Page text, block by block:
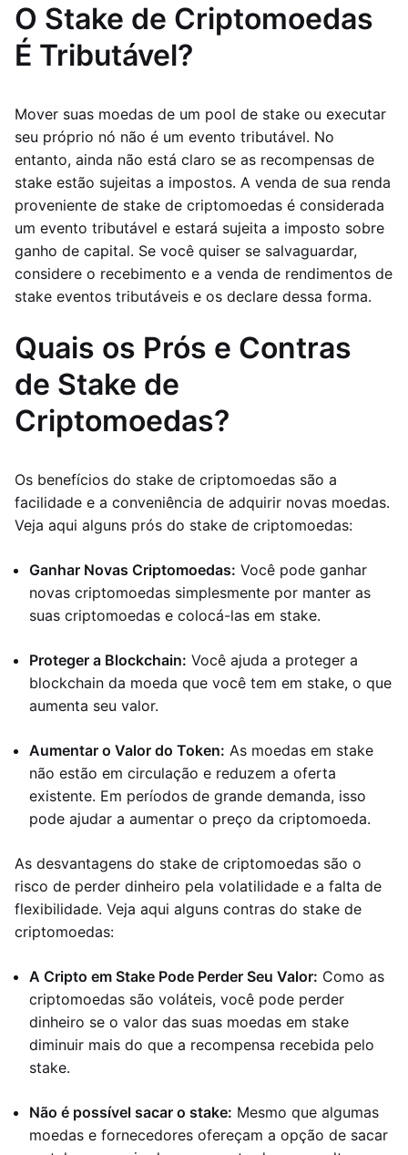
O Stake de Criptomoedas
É Tributável?
Mover suas moedas de um pool de stake ou executar
seu próprio nó não é um evento tributável. No
entanto, ainda não está claro se as recompensas de
stake estão sujeitas a impostos. A venda de sua renda
proveniente de stake de criptomoedas é considerada
um evento tributável e estará sujeita a imposto sobre
ganho de capital. Se você quiser se salvaguardar,
considere o recebimento e a venda de rendimentos de
stake eventos tributáveis e os declare dessa forma.
Quais os Prós e Contras
de Stake de
Criptomoedas?
Os benefícios do stake de criptomoedas são a
facilidade e a conveniência de adquirir novas moedas.
Veja aqui alguns prós do stake de criptomoedas:
Ganhar Novas Criptomoedas: Você pode ganhar
novas criptomoedas simplesmente por manter as
suas criptomoedas e colocá-las em stake.
Proteger a Blockchain: Você ajuda a proteger a
blockchain da moeda que você tem em stake, o que
aumenta seu valor.
Aumentar o Valor do Token: As moedas em stake
não estão em circulação e reduzem a oferta
existente. Em períodos de grande demanda, isso
pode ajudar a aumentar o preço da criptomoeda.
As desvantagens do stake de criptomoedas são o
risco de perder dinheiro pela volatilidade e a falta de
flexibilidade. Veja aqui alguns contras do stake de
criptomoedas:
A Cripto em Stake Pode Perder Seu Valor: Como as
criptomoedas são voláteis, você pode perder
dinheiro se o valor das suas moedas em stake
diminuir mais do que a recompensa recebida pelo
stake.
Não é possível sacar o stake: Mesmo que algumas
moedas e fornecedores ofereçam a opção de sacar